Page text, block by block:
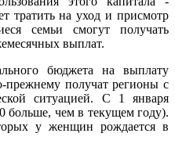
тратить на уход и присмотр
семьи смогут получать
выплат.
бюджета на выплату
прежнему получат регионы с
ситуацией. С 1 января
больше, чем в текущем году).
у женщин рождается в